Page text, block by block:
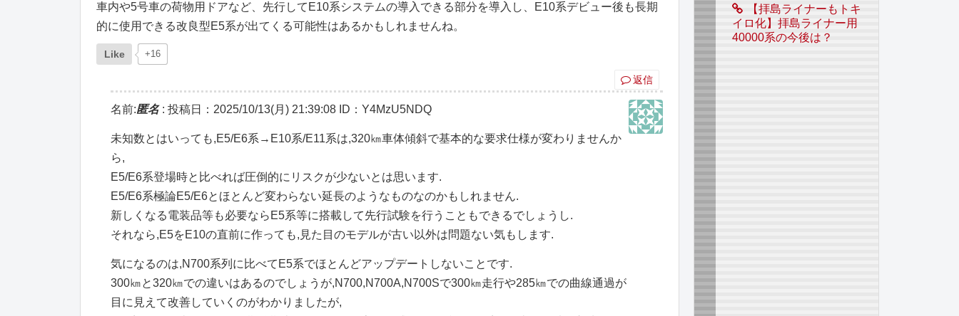
車内や5号車の荷物用ドアなど、先行してE10系システムの導入できる部分を導入し、E10系デビュー後も長期
的に使用できる改良型E5系が出てくる可能性はあるかもしれませんね。
Like +16
返信
名前:匿名: 投稿日：2025/10/13(月) 21:39:08 ID：Y4MzU5NDQ
未知数とはいっても,E5/E6系→E10系/E11系は,320㎞車体傾斜で基本的な要求仕様が変わりませんか
ら,
E5/E6系登場時と比べれば圧倒的にリスクが少ないとは思います.
E5/E6系極論E5/E6とほとんど変わらない延長のようなものなのかもしれません.
新しくなる電装品等も必要ならE5系等に搭載して先行試験を行うこともできるでしょうし.
それなら,E5をE10の直前に作っても,見た目のモデルが古い以外は問題ない気もします.
気になるのは,N700系列に比べてE5系でほとんどアップデートしないことです.
300㎞と320㎞での違いはあるのでしょうが,N700,N700A,N700Sで300㎞走行や285㎞での曲線通過が
目に見えて改善していくのがわかりましたが,
【拝島ライナーもトキ
イロ化】拝島ライナー用
40000系の今後は？